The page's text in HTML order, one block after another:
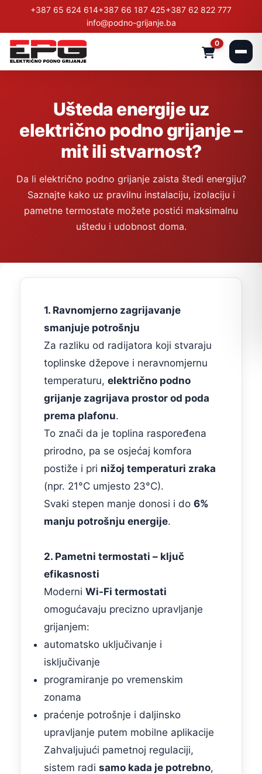
+387 65 624 614+387 66 187 425+387 62 822 777
info@podno-grijanje.ba
0
Ušteda energije uz
električno podno grijanje –
mit ili stvarnost?
Da li električno podno grijanje zaista štedi energiju?
Saznajte kako uz pravilnu instalaciju, izolaciju i
pametne termostate možete postići maksimalnu
uštedu i udobnost doma.
1. Ravnomjerno zagrijavanje
smanjuje potrošnju
Za razliku od radijatora koji stvaraju
toplinske džepove i neravnomjernu
temperaturu, električno podno
grijanje zagrijava prostor od poda
prema plafonu.
To znači da je toplina raspoređena
prirodno, pa se osjećaj komfora
postiže i pri nižoj temperaturi zraka
(npr. 21°C umjesto 23°C).
Svaki stepen manje donosi i do 6%
manju potrošnju energije.
2. Pametni termostati – ključ
efikasnosti
Moderni Wi-Fi termostati
omogućavaju precizno upravljanje
grijanjem:
automatsko uključivanje i
isključivanje
programiranje po vremenskim
zonama
praćenje potrošnje i daljinsko
upravljanje putem mobilne aplikacije
Zahvaljujući pametnoj regulaciji,
sistem radi samo kada je potrebno,